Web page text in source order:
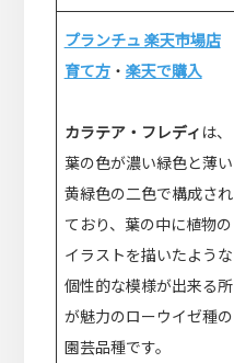
プランチュ 楽天市場店
育て方・ 楽天で購入
カラテア・フレディ は、
葉の色が濃い緑色と薄い
黄緑色の二色で構成され
ており、葉の中に植物の
イラストを描いたような
個性的な模様が出来る所
が魅力のローウイゼ種の
園芸品種です。